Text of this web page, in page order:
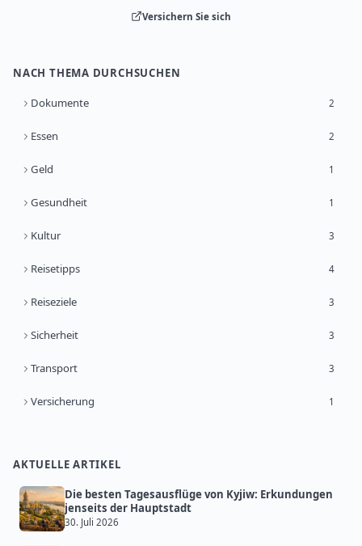
Versichern Sie sich
NACH THEMA DURCHSUCHEN
Dokumente 2
Essen 2
Geld 1
Gesundheit 1
Kultur 3
Reisetipps 4
Reiseziele 3
Sicherheit 3
Transport 3
Versicherung 1
AKTUELLE ARTIKEL
Die besten Tagesausflüge von Kyjiw: Erkundungen
jenseits der Hauptstadt
30. Juli 2026